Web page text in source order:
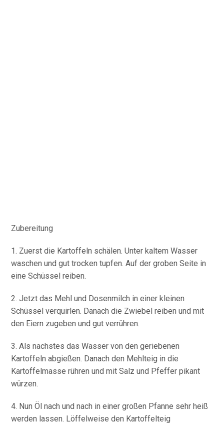
Zubereitung
1. Zuerst die Kartoffeln schälen. Unter kaltem Wasser
waschen und gut trocken tupfen. Auf der groben Seite in
eine Schüssel reiben.
2. Jetzt das Mehl und Dosenmilch in einer kleinen
Schüssel verquirlen. Danach die Zwiebel reiben und mit
den Eiern zugeben und gut verrühren.
3. Als nachstes das Wasser von den geriebenen
Kartoffeln abgießen. Danach den Mehlteig in die
Kartoffelmasse rühren und mit Salz und Pfeffer pikant
würzen.
4. Nun Öl nach und nach in einer großen Pfanne sehr heiß
werden lassen. Löffelweise den Kartoffelteig